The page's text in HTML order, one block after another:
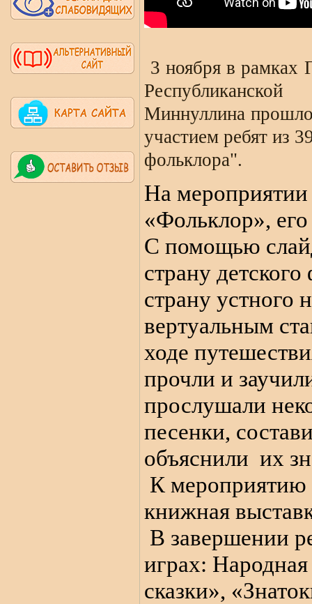
3 ноября в рамках
Миннуллина прошло
участием ребят из
фольклора".
На мероприятии
«Фольклор»,
С помощью
страну
страну устного
вертуальным
ходе
прочли и
прослушали
песенки,
объяснили их
К мероприятию
книжная
В завершении
играх:
сказки»,